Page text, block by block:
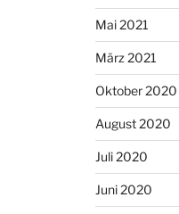
Mai 2021
März 2021
Oktober 2020
August 2020
Juli 2020
Juni 2020